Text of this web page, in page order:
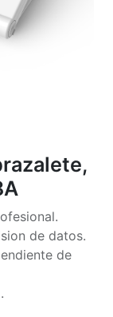
de datos.
de